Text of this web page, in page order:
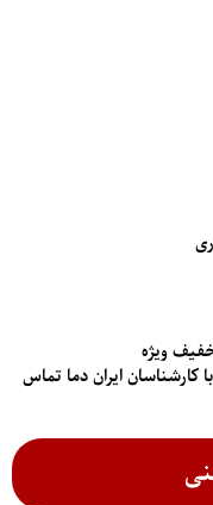
ویژه
ایران دما تماس